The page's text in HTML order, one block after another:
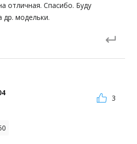
отличная. Спасибо. Буду
др. модельки.
3